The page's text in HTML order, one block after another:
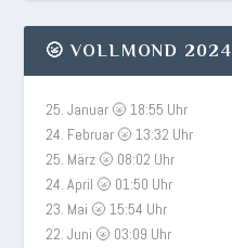
🌝 VOLLMOND 2024
25. Januar 🌝 18:55 Uhr
24. Februar 🌝 13:32 Uhr
25. März 🌝 08:02 Uhr
24. April 🌝 01:50 Uhr
23. Mai 🌝 15:54 Uhr
22. Juni 🌝 03:09 Uhr